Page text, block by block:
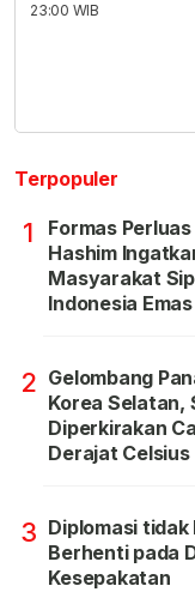
23:00 WIB
Terpopuler
1
Formas
Hashim
Masyarakat
Indonesia Emas
2 Gelombang
Korea Selatan,
Diperkirakan
Derajat Celsius
3 Diplomasi tidak
Berhenti pada
Kesepakatan